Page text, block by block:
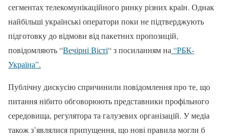
сегментах телекомунікаційного ринку різних країн. Однак
найбільші українські оператори поки не підтверджують
підготовку до відмови від пакетних пропозицій,
повідомляють “Вечірні Вісті“ з посиланням на“РБК-
Україна”.
Публічну дискусію спричинили повідомлення про те, що
питання нібито обговорюють представники профільного
середовища, регулятора та галузевих організацій. У медіа
також з’являлися припущення, що нові правила могли б